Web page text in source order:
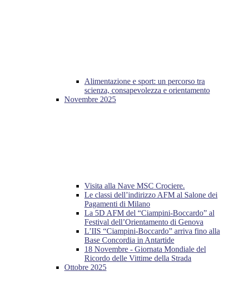
Alimentazione e sport: un percorso tra
scienza, consapevolezza e orientamento
Novembre 2025
Visita alla Nave MSC Crociere.
Le classi dell’indirizzo AFM al Salone dei
Pagamenti di Milano
La 5D AFM del “Ciampini-Boccardo” al
Festival dell’Orientamento di Genova
L’IIS “Ciampini-Boccardo” arriva fino alla
Base Concordia in Antartide
18 Novembre - Giornata Mondiale del
Ricordo delle Vittime della Strada
Ottobre 2025